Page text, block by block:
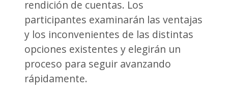
rendición de cuentas. Los
participantes examinarán las ventajas
y los inconvenientes de las distintas
opciones existentes y elegirán un
proceso para seguir avanzando
rápidamente.